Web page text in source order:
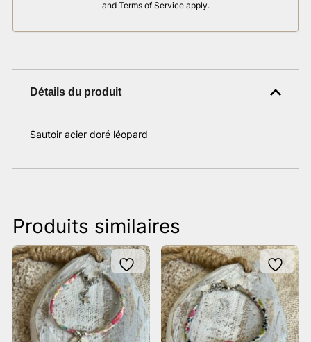
and Terms of Service apply.
Détails du produit
Sautoir acier doré léopard
Produits similaires